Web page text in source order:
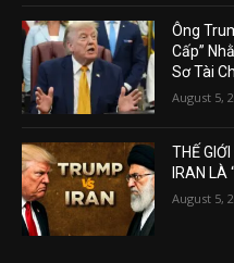
Ông
Cấp”
Sơ Tài
August 5,
THẾ
IRAN LÀ
August 5,